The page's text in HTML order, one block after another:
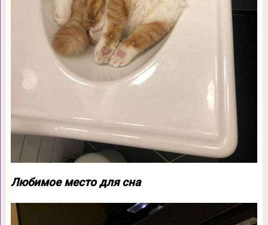
Любимое место для сна